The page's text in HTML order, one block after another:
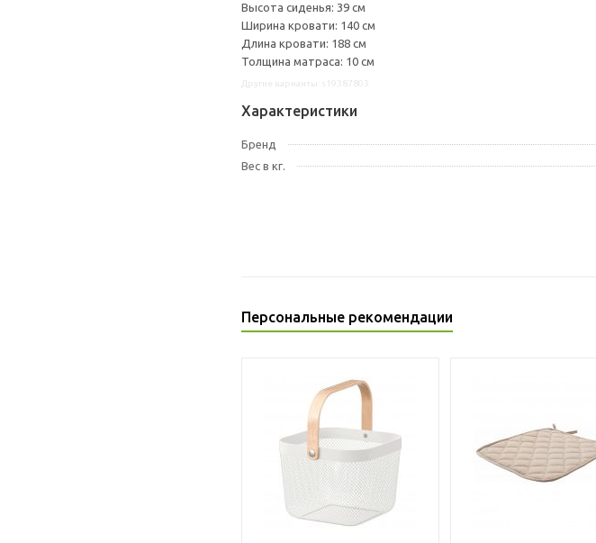
Высота сиденья: 39 см
Ширина кровати: 140 см
Длина кровати: 188 см
Толщина матраса: 10 см
Характеристики
Бренд
Вес в кг.
Персональные рекомендации